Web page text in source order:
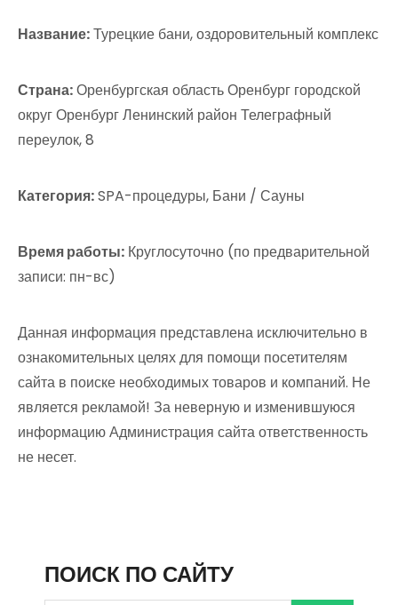
Название:Турецкие бани, оздоровительный комплекс
Страна:Оренбургская область Оренбург городской
округ Оренбург Ленинский район Телеграфный
переулок, 8
Категория:SPA-процедуры, Бани / Сауны
Время работы: Круглосуточно (по предварительной
записи: пн-вс)
Данная информация представлена исключительно в
ознакомительных целях для помощи посетителям
сайта в поиске необходимых товаров и компаний. Не
является рекламой! За неверную и изменившуюся
информацию Администрация сайта ответственность
не несет.
ПОИСК ПО САЙТУ